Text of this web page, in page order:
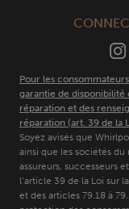
Résidents du
Pour les
garantie de disponibilité
réparation et des
réparation (art. 39 de la
Soyez avisés que
ainsi que les sociétés du
assureurs, successeurs
l’article 39 de la Loi sur
et des articles 79.18 à